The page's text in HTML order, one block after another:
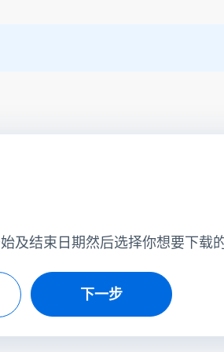
及结束日期然后选择你想要下载
下一步